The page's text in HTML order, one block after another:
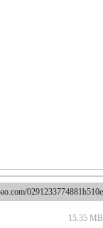
15.35 MB